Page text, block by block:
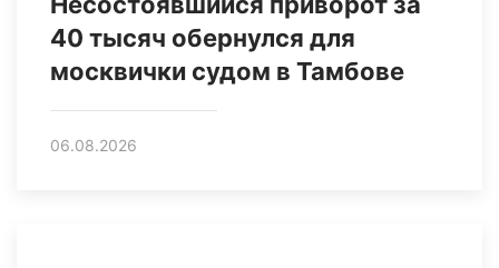
40 тысяч обернулся для
москвички судом в Тамбове
06.08.2026